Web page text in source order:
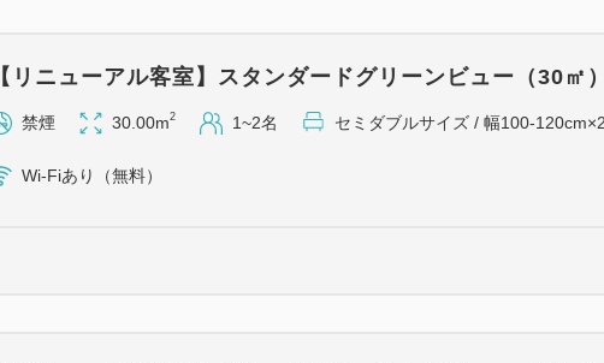
しかねます。
☆レストランは貸切りや
☆当ホテルではお車でご
【リニューアル客室】スタンダードグリーンビュー（30㎡）
禁煙 30.00m2 1~2名 セミダブルサイズ / 幅100-120cm×2
Wi-Fiあり（無料）